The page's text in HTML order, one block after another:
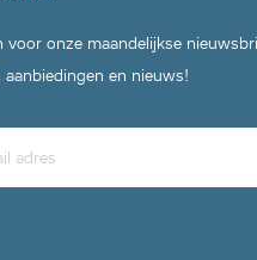
voor onze maandelijkse
aanbiedingen en nieuws!